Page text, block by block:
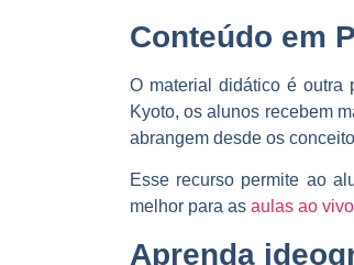
Conteúdo em
O material didático é outra
Kyoto, os alunos recebem
abrangem desde os
Esse recurso permite ao
melhor para as aulas ao vivo
Aprenda